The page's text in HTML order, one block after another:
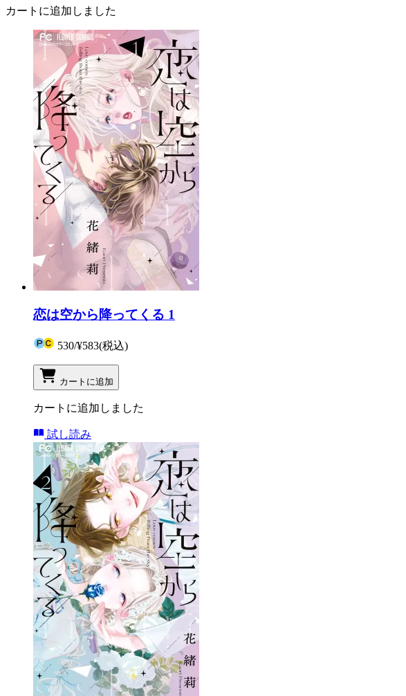
カートに追加しました
恋は空から降ってくる 1
530/¥583(税込)
カートに追加
カートに追加しました
試し読み